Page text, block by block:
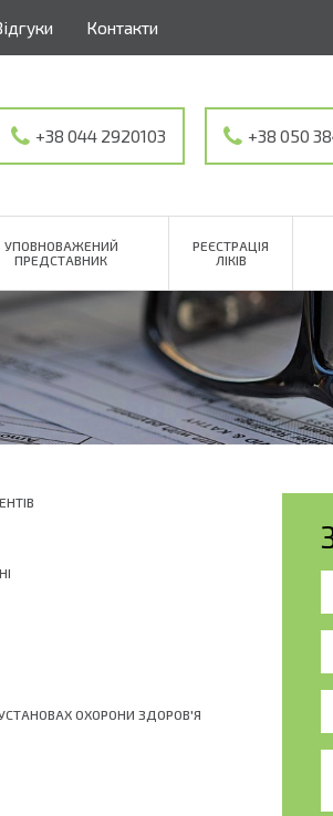
Контакти
+38 044 2920103 +38 050
УПОВНОВАЖЕНИЙ
ПРЕДСТАВНИК
РЕЄСТРАЦІЯ
ЛІКІВ
ОХОРОНИ ЗДОРОВ'Я